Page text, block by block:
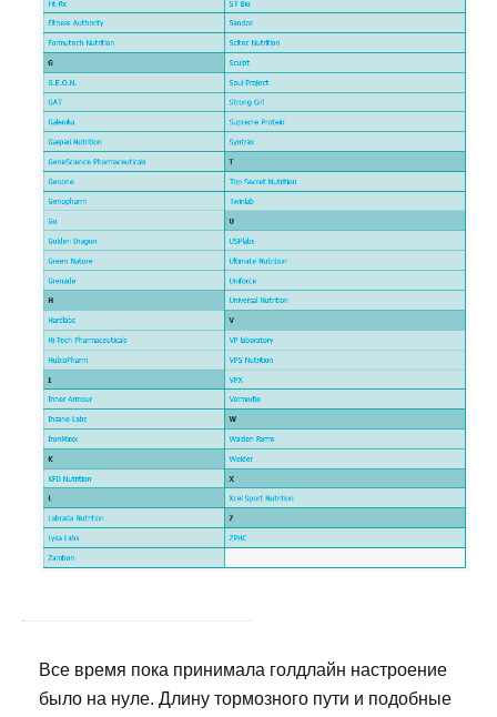
Все время пока принимала голдлайн настроение
было на нуле. Длину тормозного пути и подобные